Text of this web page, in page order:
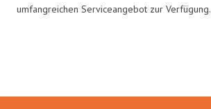
umfangreichen Serviceangebot zur Verfügung.